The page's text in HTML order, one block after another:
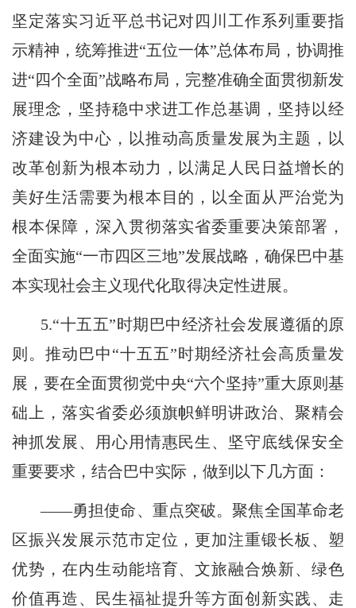
坚定落实习近平总书记对四川工作系列重要指
示精神，统筹推进“五位一体”总体布局，协调推
进“四个全面”战略布局，完整准确全面贯彻新发
展理念，坚持稳中求进工作总基调，坚持以经
济建设为中心，以推动高质量发展为主题，以
改革创新为根本动力，以满足人民日益增长的
美好生活需要为根本目的，以全面从严治党为
根本保障，深入贯彻落实省委重要决策部署，
全面实施“一市四区三地”发展战略，确保巴中基
本实现社会主义现代化取得决定性进展。
5.“十五五”时期巴中经济社会发展遵循的原
则。推动巴中“十五五”时期经济社会高质量发
展，要在全面贯彻党中央“六个坚持”重大原则基
础上，落实省委必须旗帜鲜明讲政治、聚精会
神抓发展、用心用情惠民生、坚守底线保安全
重要要求，结合巴中实际，做到以下几方面：
——勇担使命、重点突破。聚焦全国革命老
区振兴发展示范市定位，更加注重锻长板、塑
优势，在内生动能培育、文旅融合焕新、绿色
价值再造、民生福祉提升等方面创新实践、走